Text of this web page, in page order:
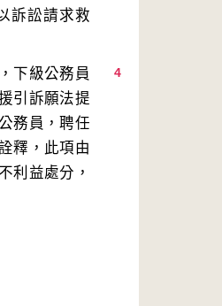
訴訟請求救
4
下級公務員
引訴願法提
務員，聘任
釋，此項由
利益處分，